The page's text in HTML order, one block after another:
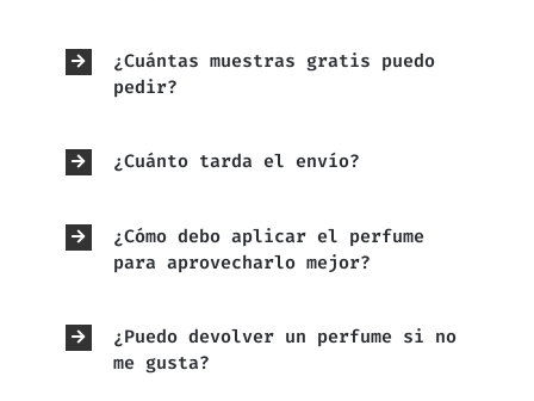
¿Cuántas muestras gratis puedo
pedir?
¿Cuánto tarda el envío?
¿Cómo debo aplicar el perfume
para aprovecharlo mejor?
¿Puedo devolver un perfume si no
me gusta?